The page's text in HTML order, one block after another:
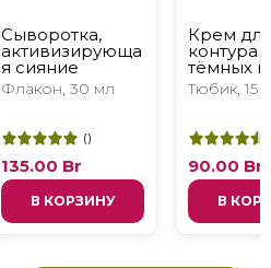
Сыворотка,
активизирующа
я сияние
Флакон, 30 мл
()
135.00 Br
В КОРЗИНУ
Крем
контура
тёмных
и следов
Тюбик, 15
90.00 Br
В